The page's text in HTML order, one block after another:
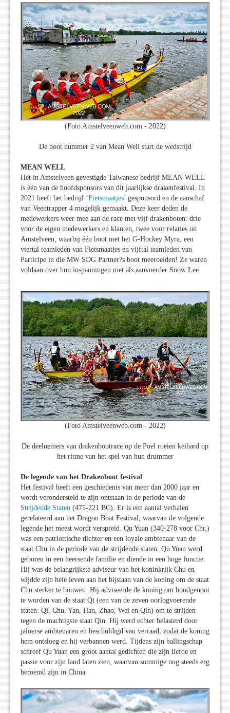
(Foto Amstelveenweb.com - 2022)
De boot nummer 2 van Mean Well start de wedstrijd
MEAN WELL
Het in Amstelveen gevestigde Taiwanese bedrijf MEAN WELL
is één van de hoofdsponsors van dit jaarlijkse drakenfestival. In
2021 heeft het bedrijf ‘Fietsmaatjes’ gesponsord en de aanschaf
van Veentrapper 4 mogelijk gemaakt. Deze keer deden de
medewerkers weer mee aan de race met vijf drakenboten: drie
voor de eigen medewerkers en klanten, twee voor relaties uit
Amstelveen, waarbij één boot met het G-Hockey Myra, een
viertal teamleden van Fietsmaatjes en vijftal teamleden van
Participe in die MW SDG Partner?s boot meeroeiden! Ze waren
voldaan over hun inspanningen met als aanvoerder Snow Lee.
(Foto Amstelveenweb.com - 2022)
De deelnemers van drakenbootrace op de Poel roeien keihard op
het ritme van het spel van hun drummer
De legende van het Drakenboot festival
Het festival heeft een geschiedenis van meer dan 2000 jaar en
wordt verondersteld te zijn ontstaan in de periode van de
Strijdende Staten (475-221 BC). Er is een aantal verhalen
gerelateerd aan het Dragon Boat Festival, waarvan de volgende
legende het meest wordt verspreid. Qu Yuan (340-278 voor Chr.)
was een patriottische dichter en een loyale ambtenaar van de
staat Chu in de periode van de strijdende staten. Qu Yuan werd
geboren in een heersende familie en diende in een hoge functie.
Hij was de belangrijkste adviseur van het koninkrijk Chu en
wijdde zijn hele leven aan het bijstaan van de koning om de staat
Chu sterker te bouwen. Hij adviseerde de koning om bondgenoot
te worden van de staat Qi (een van de zeven oorlogvoerende
staten: Qi, Chu, Yan, Han, Zhao, Wei en Qin) om te strijden
tegen de machtigste staat Qin. Hij werd echter belasterd door
jaloerse ambtenaren en beschuldigd van verraad, zodat de koning
hem ontsloeg en hij verbannen werd. Tijdens zijn ballingschap
schreef Qu Yuan een groot aantal gedichten die zijn liefde en
passie voor zijn land laten zien, waarvan sommige nog steeds erg
beroemd zijn in China.